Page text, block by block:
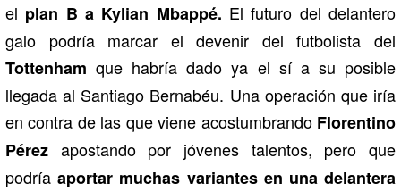
el plan B a Kylian Mbappé. El futuro del delantero
galo podría marcar el devenir del futbolista del
Tottenham que habría dado ya el sí a su posible
llegada al Santiago Bernabéu. Una operación que iría
en contra de las que viene acostumbrando Florentino
Pérez apostando por jóvenes talentos, pero que
podríaaportar muchas variantes en una delantera